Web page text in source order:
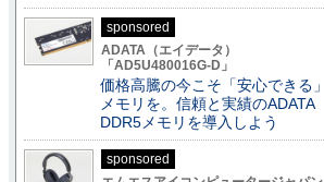
sponsored
ADATA（エイデータ）
「AD5U480016G-D」
価格高騰の今こそ「安心できる」
メモリを。信頼と実績のADATA
DDR5メモリを導入しよう
sponsored